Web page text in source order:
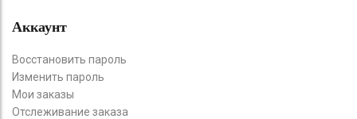
Аккаунт
Восстановить пароль
Изменить пароль
Мои заказы
Отслеживание заказа